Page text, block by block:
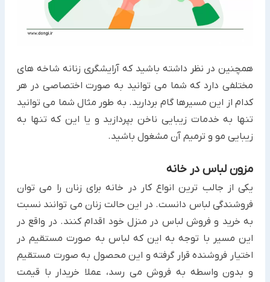
همچنین در نظر داشته باشید که آرایشگری زنانه شاخه های
مختلفی دارد که شما می توانید به صورت اختصاصی در هر
کدام از این مسیرها گام بردارید. به طور مثال شما می توانید
تنها به خدمات زیبایی ناخن بپردازید و یا این که تنها به
زیبایی مو و ترمیم آن مشغول باشید.
مزون لباس در خانه
یکی از جالب ترین انواع کار در خانه برای زنان را می توان
فروشندگی لباس دانست. در این حالت زنان می توانند نسبت
به خرید و فروش لباس در منزل خود اقدام کنند. در واقع در
این مسیر با توجه به این که لباس به صورت مستقیم در
اختیار فروشنده قرار گرفته و این محصول به صورت مستقیم
و بدون واسطه به فروش می رسد، عملا خریدار با قیمت